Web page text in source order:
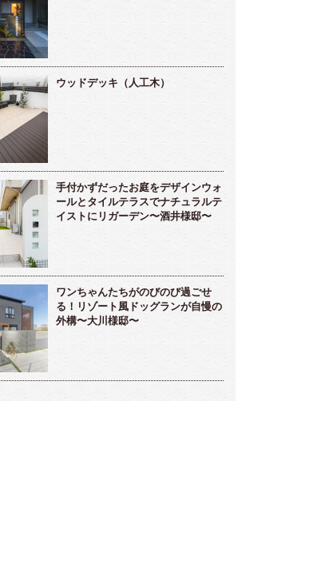
ウッドデッキ（人工木）
手付かずだったお庭をデザインウォ
ールとタイルテラスでナチュラルテ
イストにリガーデン〜酒井様邸〜
ワンちゃんたちがのびのび過ごせ
る！リゾート風ドッグランが自慢の
外構〜大川様邸〜